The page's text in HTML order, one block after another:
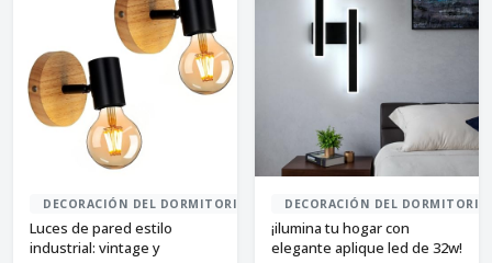
DECORACIÓN DEL DORMITORIO
Luces de pared estilo
industrial: vintage y
DECORACIÓN DEL DORMITORIO
¡ilumina tu hogar con
elegante aplique led de 32w!